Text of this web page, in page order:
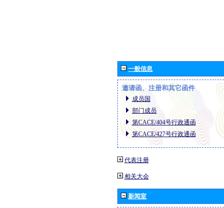
一般信息
邀请函、注册和其它函件
成员国
部门成员
第CACE/404号行政通函
第CACE/427号行政通函
代表注册
相关大会
新闻室